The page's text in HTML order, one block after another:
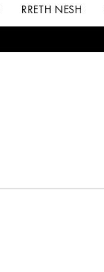
RRETH NESH